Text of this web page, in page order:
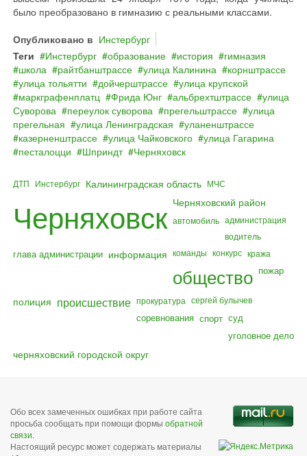
было преобразовано в гимназию с реальными классами.
Опубликовано в Инстербург
Теги
Инстербург образование история
гимназия
школа
райтбанштрассе улица Калинина
корнштрассе
улица тольятти
дойчерштрассе
улица крупской
маркграфенплатц
Фрида Юнг альбрехтштрассе
улица
Суворова
переулок суворова прегельштрассе
улица
прегельная
улица Ленинградская
уланенштрассе
казерненштрассе
улица Чайковского
улица Гагарина
песталоцци
Шприндт Черняховск
ДТП Инстербург Калининградская область МЧС
Черняховск Черняховский район
автомобиль администрация
водитель
глава администрации информация команды конкурс кража
общество пожар
полиция происшествие прокуратура сергей булычев
соревнования спорт суд
уголовное дело
черняховский городской округ
Обо всех замеченных ошибках при работе сайта
просьба сообщать при помощи формы обратной
связи.
Настоящий ресурс может содержать материалы